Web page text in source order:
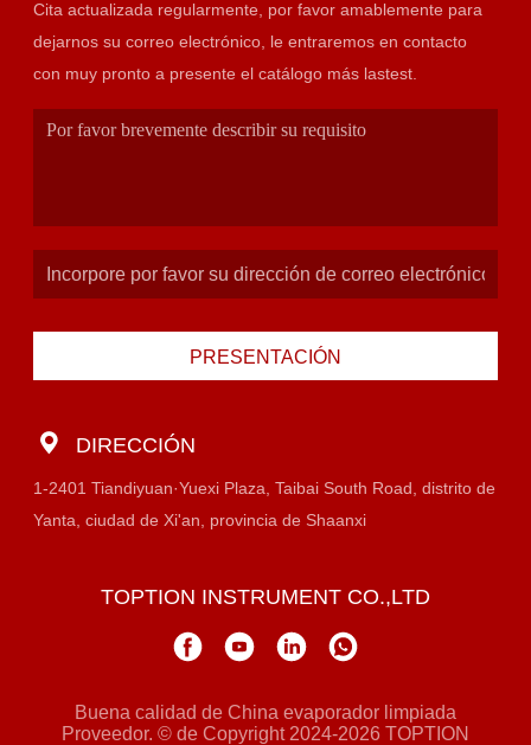
Cita actualizada regularmente, por favor amablemente para
dejarnos su correo electrónico, le entraremos en contacto
con muy pronto a presente el catálogo más lastest.
PRESENTACIÓN
DIRECCIÓN
1-2401 Tiandiyuan·Yuexi Plaza, Taibai South Road, distrito de
Yanta, ciudad de Xi'an, provincia de Shaanxi
TOPTION INSTRUMENT CO.,LTD
Buena calidad de China evaporador limpiada
Proveedor. © de Copyright 2024-2026 TOPTION